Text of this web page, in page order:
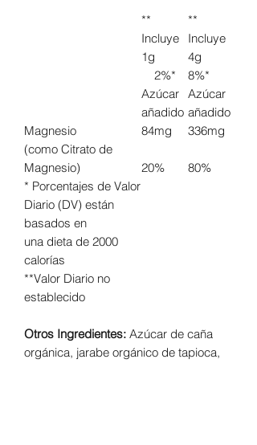
**
**
Incluye
1g
2%*
Azúcar
añadido
Incluye
4g
8%*
Azúcar
añadido
Magnesio
(como Citrato de
Magnesio)
84mg
20%
336mg
80%
* Porcentajes de Valor
Diario (DV) están
basados en
una dieta de 2000
calorías
**Valor Diario no
establecido
Otros Ingredientes: Azúcar de caña
orgánica, jarabe orgánico de tapioca,